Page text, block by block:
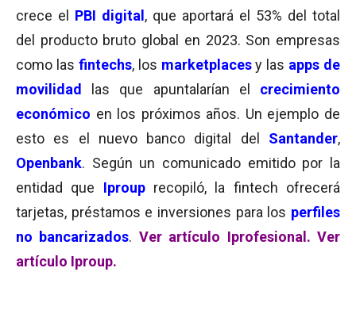
crece el
PBI digital , que aportará el 53% del total
del producto bruto global en 2023. Son empresas
como las fintechs, los marketplacesy las apps de
movilidad
las que apuntalarían el crecimiento
económico en los próximos años. Un ejemplo de
esto es el nuevo banco digital del Santander,
Openbank. Según un comunicado emitido por la
entidad que Iprouprecopiló, la fintech ofrecerá
tarjetas, préstamos e inversiones para los perfiles
no bancarizados. Ver artículo Iprofesional. Ver
artículo Iproup.